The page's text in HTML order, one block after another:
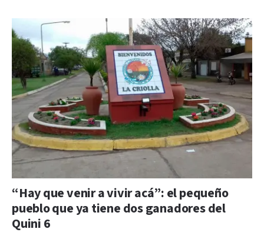
“Hay que venir a vivir acá”: el pequeño
pueblo que ya tiene dos ganadores del
Quini 6